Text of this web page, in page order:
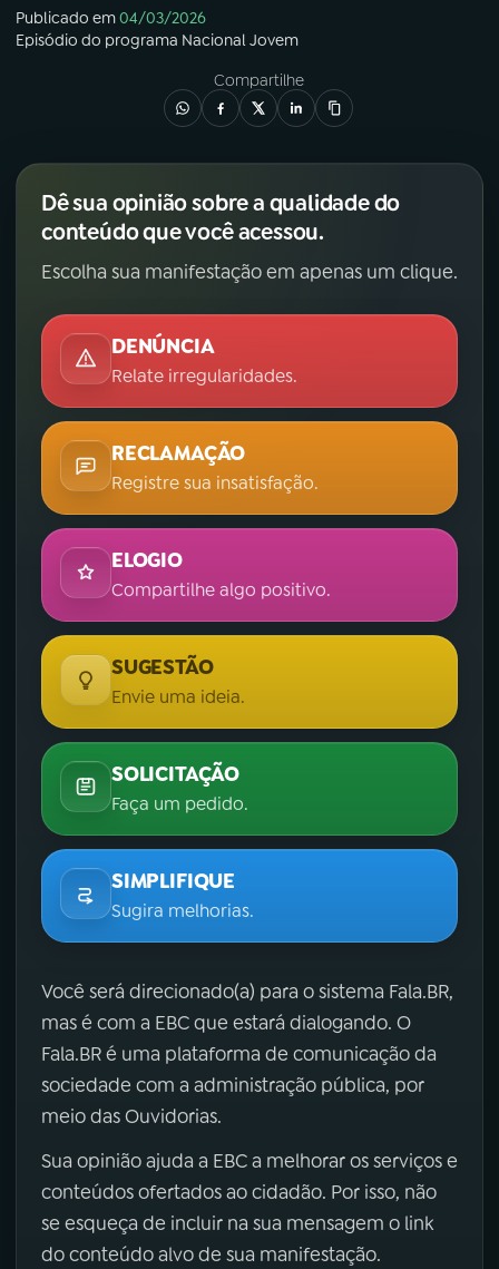
Publicado em04/03/2026
Episódio do programa Nacional Jovem
Compartilhe
Dê sua opinião sobre a qualidade do
conteúdo que você acessou.
Escolha sua manifestação em apenas um clique.
DENÚNCIA
Relate irregularidades.
RECLAMAÇÃO
Registre sua insatisfação.
ELOGIO
Compartilhe algo positivo.
SUGESTÃO
Envie uma ideia.
SOLICITAÇÃO
Faça um pedido.
SIMPLIFIQUE
Sugira melhorias.
Você será direcionado(a) para o sistema Fala.BR,
mas é com a EBC que estará dialogando. O
Fala.BR é uma plataforma de comunicação da
sociedade com a administração pública, por
meio das Ouvidorias.
Sua opinião ajuda a EBC a melhorar os serviços e
conteúdos ofertados ao cidadão. Por isso, não
se esqueça de incluir na sua mensagem o link
do conteúdo alvo de sua manifestação.